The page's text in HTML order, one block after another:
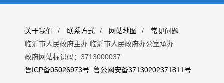
关于我们 / 联系方式 / 网站地图 /
常见问题
临沂市人民政府主办 临沂市人民政府办公室承办
政府网站标识码：3713000037
鲁ICP备05026973号 鲁公网安备37130202371811号